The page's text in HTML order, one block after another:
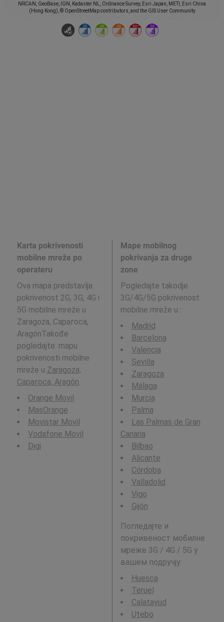
NRCAN, GeoBase, IGN, Kadaster NL, Ordnance Survey, Esri Japan, METI, Esri China
(Hong Kong), © OpenStreetMap contributors, and the GIS User Community
Karta pokrivenosti
mobilne mreže po
operateru
Ova mapa predstavlja
pokrivenost 2G, 3G, 4G i
5G mobilne mreže u
Zaragoza, Сарагоса,
AragónTakođe
pogledajte: mapu
pokrivenosti mobilne
mreže u Zaragoza,
Сарагоса, Aragón
Orange Movil
MasOrange
Movistar Movil
Vodafone Movil
Digi
Mape mobilnog
pokrivanja za druge
zone
Pogledajte takodje
3G/4G/5G pokrivenost
mobilne mreže u :
Madrid
Barcelona
Valencia
Sevilla
Zaragoza
Málaga
Murcia
Palma
Las Palmas de Gran
Canaria
Bilbao
Alicante
Córdoba
Valladolid
Vigo
Gijón
Погледајте и
покривеност мобилне
мреже 3G / 4G / 5G у
вашем подручју:
Huesca
Teruel
Calatayud
Utebo